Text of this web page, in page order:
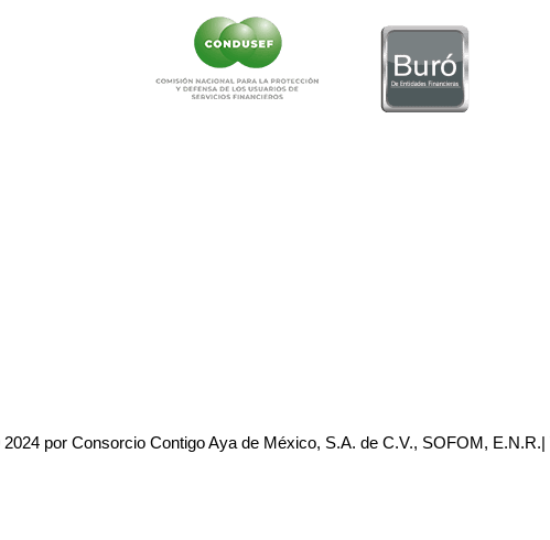
por Consorcio Contigo Aya de México, S.A. de C.V., SOFOM,